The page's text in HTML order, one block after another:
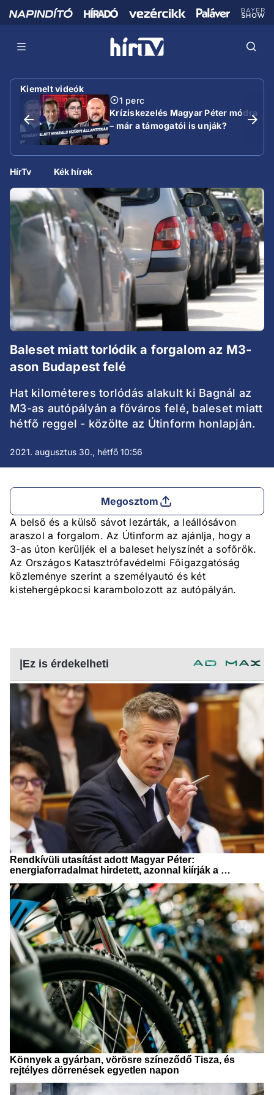
Kiemelt videók
1 perc
Kríziskezelés Magyar Péter módra
– már a támogatói is unják?
HírTv Kék hírek
Baleset miatt torlódik a forgalom az M3-
ason Budapest felé
Hat kilométeres torlódás alakult ki Bagnál az
M3-as autópályán a főváros felé, baleset miatt
hétfő reggel - közölte az Útinform honlapján.
2021. augusztus 30., hétfő 10:56
Megosztom
A belső és a külső sávot lezárták, a leállósávon
araszol a forgalom. Az Útinform az ajánlja, hogy a
3-as úton kerüljék el a baleset helyszínét a sofőrök.
Az Országos Katasztrófavédelmi Főigazgatóság
közleménye szerint a személyautó és két
kistehergépkocsi karambolozott az autópályán.